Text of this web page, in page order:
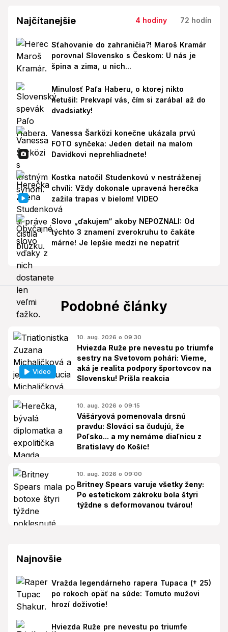
Najčítanejšie 4 hodiny 72 hodín
Sťahovanie do zahraničia?! Maroš Kramár
porovnal Slovensko s Českom: U nás je
špina a zima, u nich...
Minulosť Paľa Haberu, o ktorej nikto
netušil: Prekvapí vás, čím si zarábal až do
dvadsiatky!
Vanessa Šarközi konečne ukázala prvú
FOTO synčeka: Jeden detail na malom
Davidkovi neprehliadnete!
Kostka natočil Studenkovú v nestráženej
chvíli: Vždy dokonale upravená herečka
zažila trapas v bielom! VIDEO
Slovo „ďakujem“ akoby NEPOZNALI: Od
týchto 3 znamení zverokruhu to čakáte
márne! Je lepšie medzi ne nepatriť
Podobné články
Video
10. aug. 2026 o 09:30
Hviezda Ruže pre nevestu po triumfe
sestry na Svetovom pohári: Vieme,
aká je realita podpory športovcov na
Slovensku! Prišla reakcia
10. aug. 2026 o 09:15
Vášáryová pomenovala drsnú
pravdu: Slováci sa čudujú, že
Poľsko... a my nemáme diaľnicu z
Bratislavy do Košíc!
10. aug. 2026 o 09:00
Britney Spears varuje všetky ženy:
Po estetickom zákroku bola štyri
týždne s deformovanou tvárou!
Najnovšie
Vražda legendárneho rapera Tupaca († 25)
po rokoch opäť na súde: Tomuto mužovi
hrozí doživotie!
Hviezda Ruže pre nevestu po triumfe